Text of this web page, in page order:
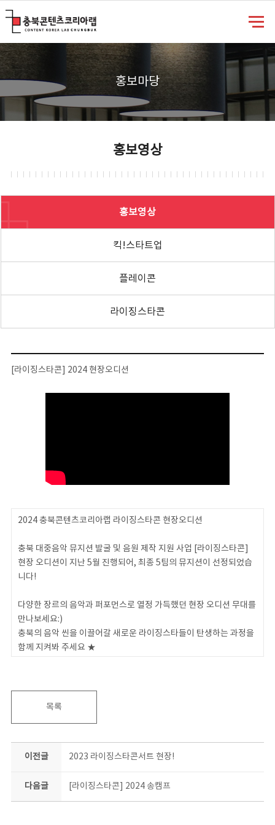
홍보마당
홍보영상
홍보영상
킥!스타트업
플레이콘
라이징스타콘
[라이징스타콘] 2024 현장오디션
2024 충북콘텐츠코리아랩 라이징스타콘 현장오디션
충북 대중음악 뮤지션 발굴 및 음원 제작 지원 사업 [라이징스타콘]
현장 오디션이 지난 5월 진행되어, 최종 5팀의 뮤지션이 선정되었습
니다!
다양한 장르의 음악과 퍼포먼스로 열정 가득했던 현장 오디션 무대를
만나보세요:)
충북의 음악 씬을 이끌어갈 새로운 라이징스타들이 탄생하는 과정을
함께 지켜봐 주세요 ★
목록
이전글 2023 라이징스타콘서트 현장!
다음글 [라이징스타콘] 2024 송캠프